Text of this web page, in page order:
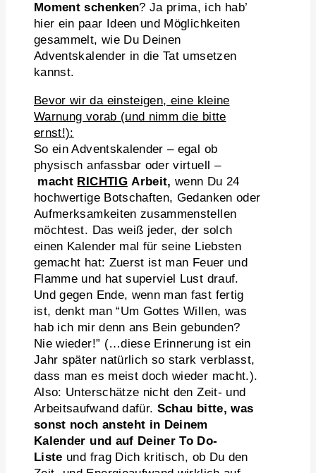
Moment schenken? Ja prima, ich hab’
hier ein paar Ideen und Möglichkeiten
gesammelt, wie Du Deinen
Adventskalender in die Tat umsetzen
kannst.
Bevor wir da einsteigen, eine kleine
Warnung vorab (und nimm die bitte
ernst!):
So ein Adventskalender – egal ob
physisch anfassbar oder virtuell –
macht RICHTIGArbeit, wenn Du 24
hochwertige Botschaften, Gedanken oder
Aufmerksamkeiten zusammenstellen
möchtest. Das weiß jeder, der solch
einen Kalender mal für seine Liebsten
gemacht hat: Zuerst ist man Feuer und
Flamme und hat superviel Lust drauf.
Und gegen Ende, wenn man fast fertig
ist, denkt man “Um Gottes Willen, was
hab ich mir denn ans Bein gebunden?
Nie wieder!” (…diese Erinnerung ist ein
Jahr später natürlich so stark verblasst,
dass man es meist doch wieder macht.).
Also: Unterschätze nicht den Zeit- und
Arbeitsaufwand dafür. Schau bitte, was
sonst noch ansteht in Deinem
Kalender und auf Deiner To Do-
Liste und frag Dich kritisch, ob Du den